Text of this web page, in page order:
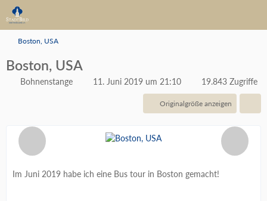
Boston, USA
Boston, USA
Bohnenstange 11. Juni 2019 um 21:10 19.843 Zugriffe
Originalgröße anzeigen
Im Juni 2019 habe ich eine Bus tour in Boston gemacht!